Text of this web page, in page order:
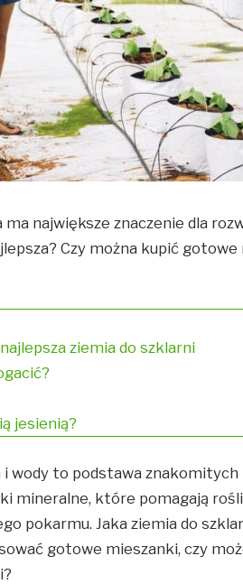
ma największe znaczenie dla
Czy można kupić
ziemia do szklarni
jesienią?
wody to podstawa znakomitych
mineralne, które pomagają
pokarmu. Jaka ziemia do
gotowe mieszanki, czy